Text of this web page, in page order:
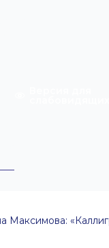
Максимова: